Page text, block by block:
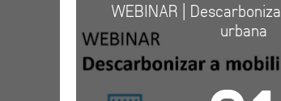
WEBINAR |
urbana